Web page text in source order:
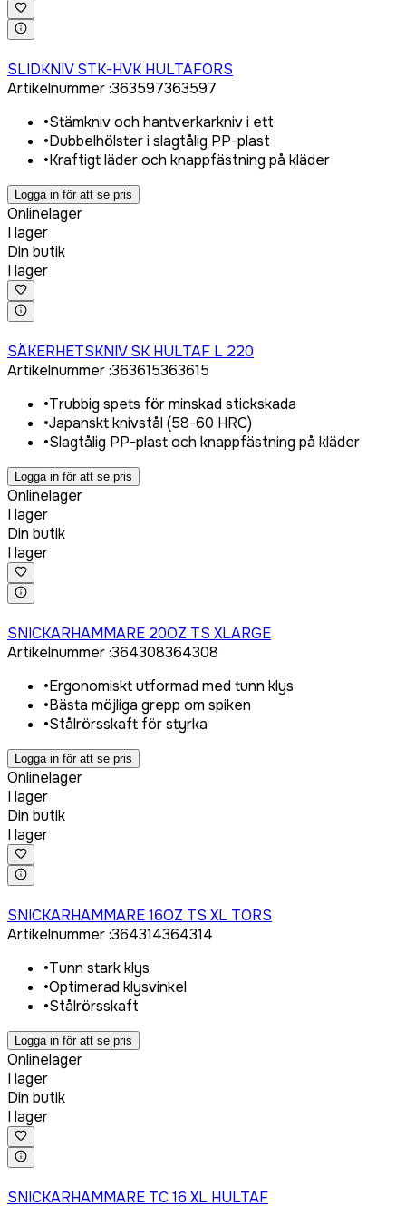
SLIDKNIV STK-HVK HULTAFORS
Artikelnummer:363597363597
•Stämkniv och hantverkarkniv i ett
•Dubbelhölster i slagtålig PP-plast
•Kraftigt läder och knappfästning på kläder
Logga in för att se pris
Onlinelager
I lager
Din butik
I lager
SÄKERHETSKNIV SK HULTAF L 220
Artikelnummer:363615363615
•Trubbig spets för minskad stickskada
•Japanskt knivstål (58-60 HRC)
•Slagtålig PP-plast och knappfästning på kläder
Logga in för att se pris
Onlinelager
I lager
Din butik
I lager
SNICKARHAMMARE 20OZ TS XLARGE
Artikelnummer:364308364308
•Ergonomiskt utformad med tunn klys
•Bästa möjliga grepp om spiken
•Stålrörsskaft för styrka
Logga in för att se pris
Onlinelager
I lager
Din butik
I lager
SNICKARHAMMARE 16OZ TS XL TORS
Artikelnummer:364314364314
•Tunn stark klys
•Optimerad klysvinkel
•Stålrörsskaft
Logga in för att se pris
Onlinelager
I lager
Din butik
I lager
SNICKARHAMMARE TC 16 XL HULTAF